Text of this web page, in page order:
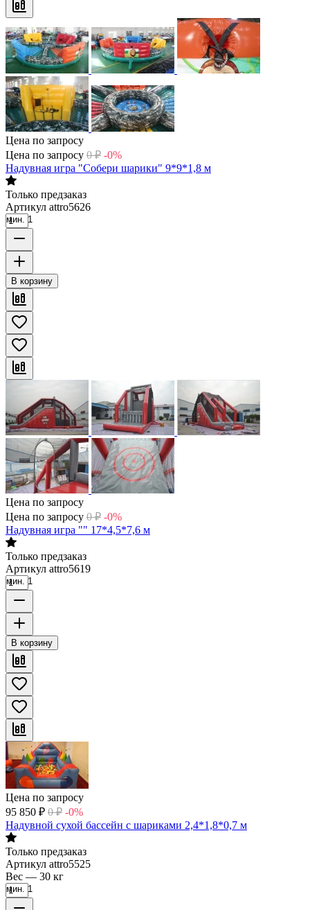
Цена по запросу
Цена по запросу 0 ₽ -0%
Надувная игра "Собери шарики" 9*9*1,8 м
Только предзаказ
Артикул attro5626
мин. 1
В корзину
Цена по запросу
Цена по запросу 0 ₽ -0%
Надувная игра "" 17*4,5*7,6 м
Только предзаказ
Артикул attro5619
мин. 1
В корзину
Цена по запросу
95 850 ₽ 0 ₽ -0%
Надувной сухой бассейн с шариками 2,4*1,8*0,7 м
Только предзаказ
Артикул attro5525
Вес — 30 кг
мин. 1